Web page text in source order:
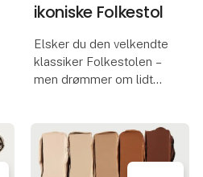
ikoniske Folkestol
Elsker du den velkendte
klassiker Folkestolen –
men drømmer om lidt
Hos Hvile Living har vi
designet en ny
ryghynde, som en smuk